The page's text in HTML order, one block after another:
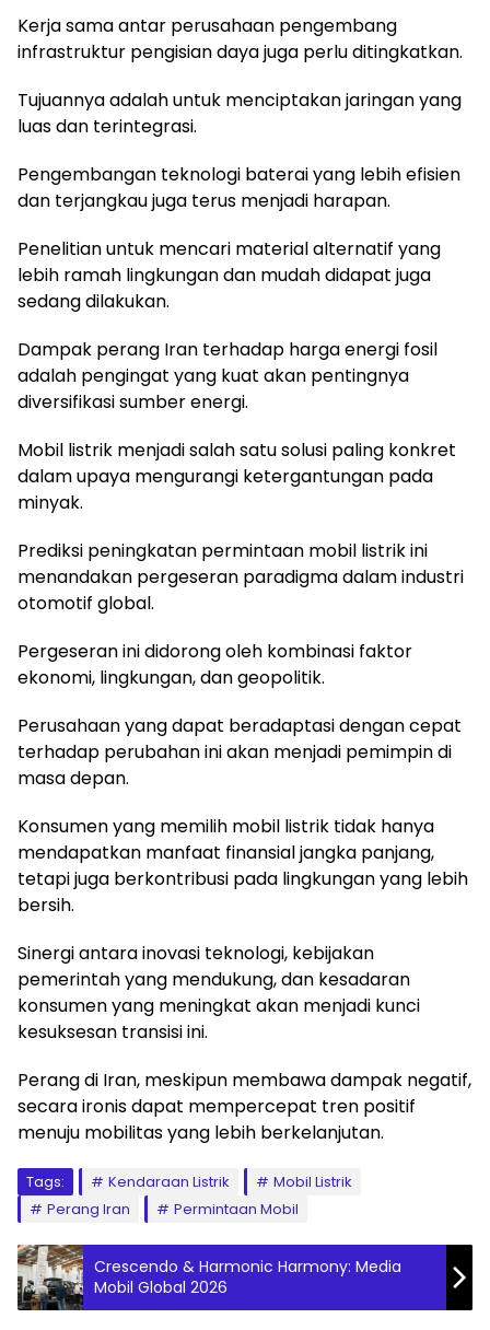
Kerja sama antar perusahaan pengembang
infrastruktur pengisian daya juga perlu ditingkatkan.
Tujuannya adalah untuk menciptakan jaringan yang
luas dan terintegrasi.
Pengembangan teknologi baterai yang lebih efisien
dan terjangkau juga terus menjadi harapan.
Penelitian untuk mencari material alternatif yang
lebih ramah lingkungan dan mudah didapat juga
sedang dilakukan.
Dampak perang Iran terhadap harga energi fosil
adalah pengingat yang kuat akan pentingnya
diversifikasi sumber energi.
Mobil listrik menjadi salah satu solusi paling konkret
dalam upaya mengurangi ketergantungan pada
minyak.
Prediksi peningkatan permintaan mobil listrik ini
menandakan pergeseran paradigma dalam industri
otomotif global.
Pergeseran ini didorong oleh kombinasi faktor
ekonomi, lingkungan, dan geopolitik.
Perusahaan yang dapat beradaptasi dengan cepat
terhadap perubahan ini akan menjadi pemimpin di
masa depan.
Konsumen yang memilih mobil listrik tidak hanya
mendapatkan manfaat finansial jangka panjang,
tetapi juga berkontribusi pada lingkungan yang lebih
bersih.
Sinergi antara inovasi teknologi, kebijakan
pemerintah yang mendukung, dan kesadaran
konsumen yang meningkat akan menjadi kunci
kesuksesan transisi ini.
Perang di Iran, meskipun membawa dampak negatif,
secara ironis dapat mempercepat tren positif
menuju mobilitas yang lebih berkelanjutan.
Tags: Kendaraan Listrik
Mobil Listrik
Perang Iran
Permintaan Mobil
Crescendo & Harmonic Harmony: Media
Mobil Global 2026